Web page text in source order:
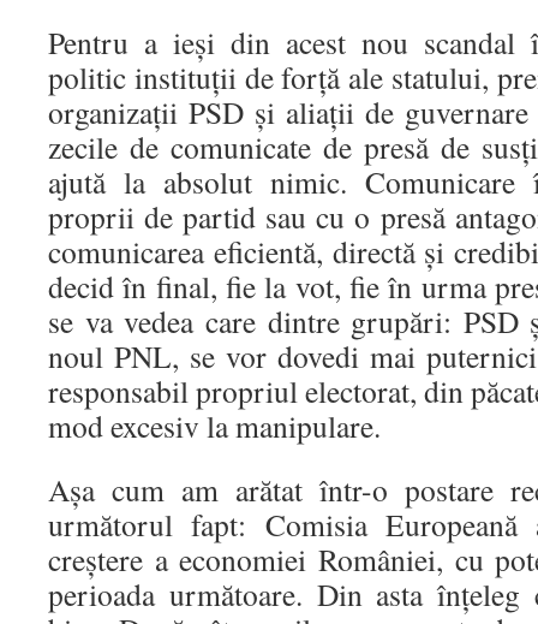
Pentru a ieși din acest nou scandal
politic instituții de forță ale statului,
organizații PSD și aliații de guvernare
zecile de comunicate de presă de
ajută la absolut nimic.
proprii de partid sau cu o presă
comunicarea eficientă, directă și
decid în final, fie la vot, fie în urma
se va vedea care dintre grupări:
noul PNL, se vor dovedi mai
responsabil propriul electorat, din
mod excesiv la manipulare.
Așa cum am arătat într-o postare
următorul fapt: Comisia
creștere a economiei României, cu
perioada următoare. Din asta înțeleg